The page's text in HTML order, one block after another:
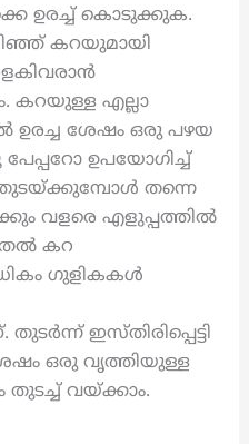
ഉരച്ച് കൊടുക്കുക.
കറയുമായി
കറയുള്ള എല്ലാ
ഉരച്ച ശേഷം ഒരു പഴയ
ഉപയോഗിച്ച്
തുടയ്ക്കുമ്പോൾ തന്നെ
വളരെ എളുപ്പത്തിൽ
കറ
ഗുളികകൾ
ഇസ്തിരിപ്പെട്ടി
ഒരു വൃത്തിയുള്ള
വയ്ക്കാം.